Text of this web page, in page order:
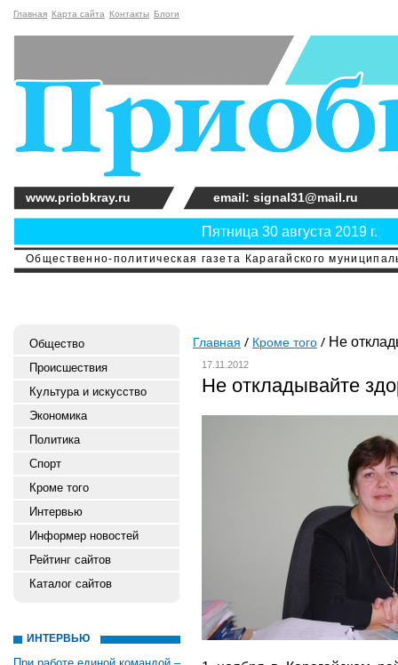
Главная Карта сайта Контакты Блоги
Общественно-политическая газета Карагайского
Пятница 30 августа 2019 г.
www.priobkray.ru email: signal31@mail.ru
Общество
Происшествия
Культура и искусство
Экономика
Политика
Спорт
Кроме того
Интервью
Информер новостей
Рейтинг сайтов
Каталог сайтов
ИНТЕРВЬЮ
Главная Кроме того Не
17.11.2012
Не откладывайте